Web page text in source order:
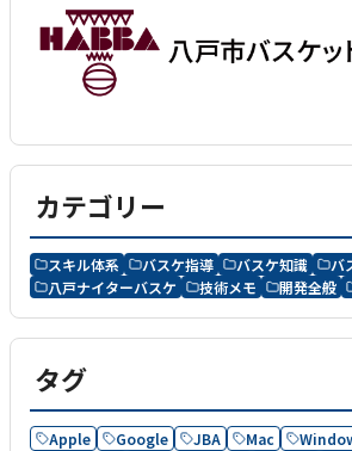
カテゴリー
スキル体系 バスケ指導 バスケ知識
バ
八戸ナイターバスケ
技術メモ 開発全般
タグ
Apple Google JBA Mac